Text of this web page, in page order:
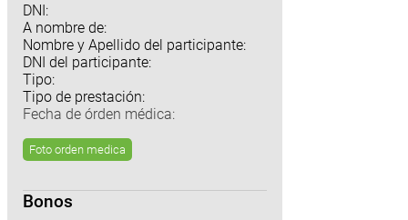
DNI:
A nombre de:
Nombre y Apellido del participante:
DNI del participante:
Tipo:
Tipo de prestación:
Fecha de órden médica:
Foto orden medica
Bonos